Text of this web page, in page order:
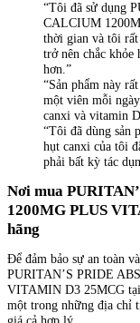
“Tôi đã sử dụng
CALCIUM
thời gian và tôi
trở nên chắc khỏe
hơn.”
“Sản phẩm này
một viên mỗi
canxi và vitamin
“Tôi đã dùng sản
hụt canxi của tôi
phải bất kỳ tác
Nơi mua
1200MG PLUS
hãng
Để đảm bảo sự an toàn
PURITAN’S PRIDE
VITAMIN D3 25MCG
một trong những địa chỉ